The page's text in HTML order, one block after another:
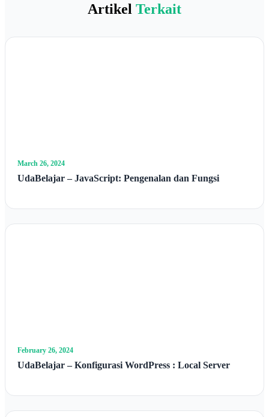
Artikel Terkait
March 26, 2024
UdaBelajar – JavaScript: Pengenalan dan Fungsi
February 26, 2024
UdaBelajar – Konfigurasi WordPress : Local Server